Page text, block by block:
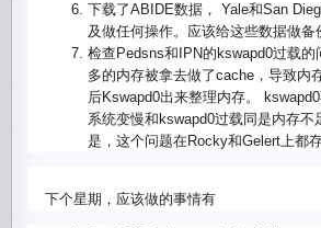
下载了ABIDE数据， Yale和San
及做任何操作。 应该给这些数据做备
检查Pedsns和IPN的kswapd0过载的
多的内存被拿去做了cache，导致内
后Kswapd0出来整理内存。
系统变慢和kswapd0过载同是内存不
是，这个问题在Rocky和Gelert上都存
下个星期，应该做的事情有